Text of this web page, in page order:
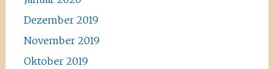
Dezember 2019
November 2019
Oktober 2019